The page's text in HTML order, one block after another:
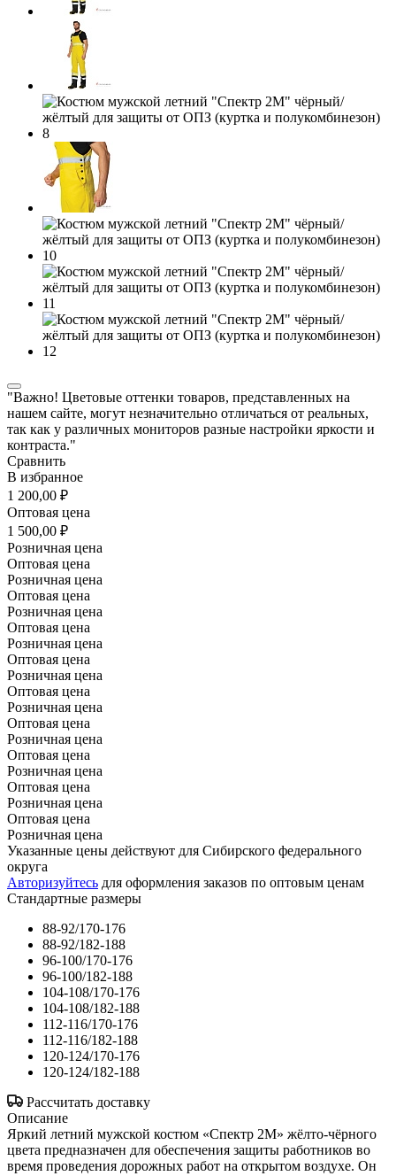
"Важно! Цветовые оттенки товаров, представленных на
нашем сайте, могут незначительно отличаться от реальных,
так как у различных мониторов разные настройки яркости и
контраста."
Сравнить
В избранное
1 200,00 ₽
Оптовая цена
1 500,00 ₽
Розничная цена
Оптовая цена
Розничная цена
Оптовая цена
Розничная цена
Оптовая цена
Розничная цена
Оптовая цена
Розничная цена
Оптовая цена
Розничная цена
Оптовая цена
Розничная цена
Оптовая цена
Розничная цена
Оптовая цена
Розничная цена
Оптовая цена
Розничная цена
Указанные цены действуют для Сибирского федерального
округа
Авторизуйтесь для оформления заказов по оптовым ценам
Стандартные размеры
88-92/170-176
88-92/182-188
96-100/170-176
96-100/182-188
104-108/170-176
104-108/182-188
112-116/170-176
112-116/182-188
120-124/170-176
120-124/182-188
Рассчитать доставку
Описание
Яркий летний мужской костюм «Спектр 2М» жёлто-чёрного
цвета предназначен для обеспечения защиты работников во
время проведения дорожных работ на открытом воздухе. Он